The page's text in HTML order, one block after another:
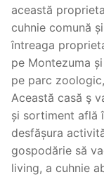
această
cuhnie comună
întreaga
pe Montezuma
pe parc
Această casă ş
și sortiment află
desfășura
gospodărie să
living, a cuhnie